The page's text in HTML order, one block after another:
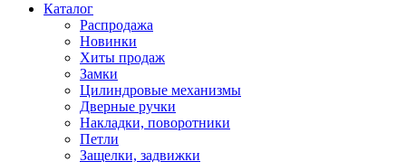
Каталог
Распродажа
Новинки
Хиты продаж
Замки
Цилиндровые механизмы
Дверные ручки
Накладки, поворотники
Петли
Защелки, задвижки